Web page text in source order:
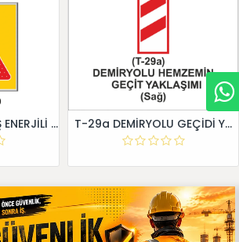
SOLAR LED'Lİ GÜNEŞ ENERJİLİ LEVHA T-29a DEMİRYOLU GEÇİDİ YAKLAŞIM LEVHALARI (Sağ)